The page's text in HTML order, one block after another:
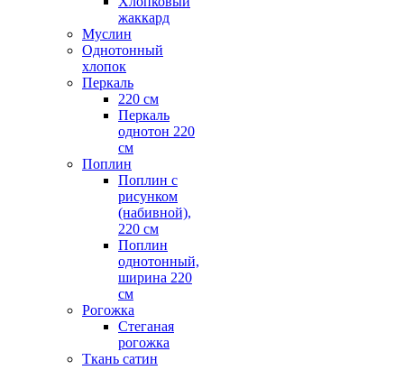
жаккард
Муслин
Однотонный
хлопок
Перкаль
220 см
Перкаль
однотон 220
см
Поплин
Поплин с
рисунком
(набивной),
220 см
Поплин
однотонный,
ширина 220
см
Рогожка
Стеганая
рогожка
Ткань сатин